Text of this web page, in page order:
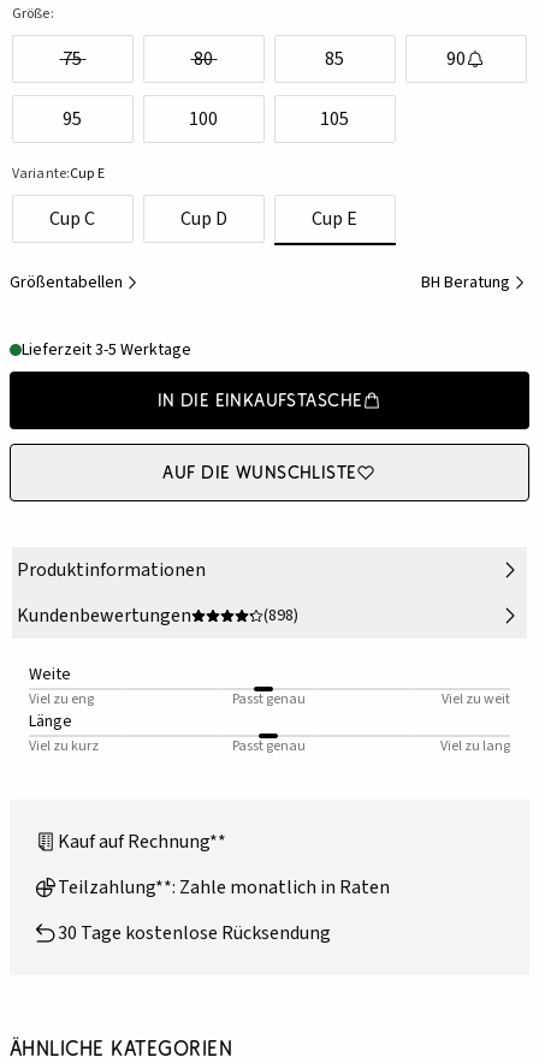
Größe:
75 80 85 90
95 100 105
Variante:Cup E
Cup C Cup D Cup E
Größentabellen BH Beratung
Lieferzeit 3-5 Werktage
In die Einkaufstasche
Auf die Wunschliste
Produktinformationen
Kundenbewertungen
(898)
Weite
Viel zu eng Passt genau Viel zu weit
Länge
Viel zu kurz Passt genau Viel zu lang
Kauf auf Rechnung**
Teilzahlung**: Zahle monatlich in Raten
30 Tage kostenlose Rücksendung
Ähnliche Kategorien